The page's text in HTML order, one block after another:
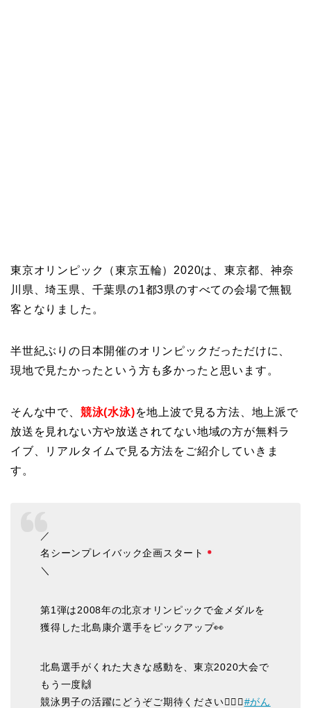
東京オリンピック（東京五輪）2020は、東京都、神奈
川県、埼玉県、千葉県の1都3県のすべての会場で無観
客となりました。
半世紀ぶりの日本開催のオリンピックだっただけに、
現地で見たかったという方も多かったと思います。
そんな中で、 競泳(水泳)を地上波で見る方法、地上派で
放送を見れない方や放送されてない地域の方が無料ラ
イブ、リアルタイムで見る方法をご紹介していきま
す。
／
名シーンプレイバック企画スタート
＼
第1弾は2008年の北京オリンピックで金メダルを
獲得した北島康介選手をピックアップ👀
北島選手がくれた大きな感動を、東京2020大会で
もう一度🙌
競泳男子の活躍にどうぞご期待ください🏊‍♂️✨#がん